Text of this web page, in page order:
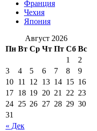
Франция
Чехия
Япония
Август 2026
Пн Вт Ср Чт Пт Сб Вс
« Дек
1
2
3
4 5 6 7 8
9
10 11 12 13 14 15 16
17 18 19 20 21 22 23
24 25 26 27 28 29 30
31